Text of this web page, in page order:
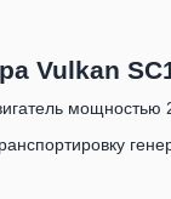
Vulkan
мощностью